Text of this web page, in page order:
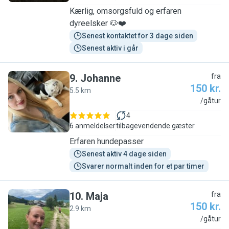
Kærlig, omsorgsfuld og erfaren
dyreelsker 🐶❤️
Senest kontaktet for 3 dage siden
Senest aktiv i går
J
9. Johanne
5.5 km
fra
150 kr.
/gåtur
6 anmeldelser
4
tilbagevendende gæster
Erfaren hundepasser
Senest aktiv 4 dage siden
Svarer normalt inden for et par timer
M
10. Maja
2.9 km
fra
150 kr.
/gåtur